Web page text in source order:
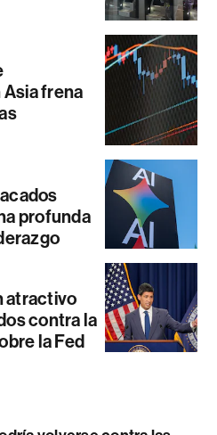
frena
profunda
atractivo
contra la
la Fed